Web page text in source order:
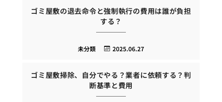
ゴミ屋敷の退去命令と強制執行の費用は誰が負担
する？
2025.06.27
未分類
ゴミ屋敷掃除、自分でやる？業者に依頼する？判
断基準と費用